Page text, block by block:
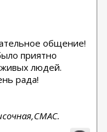
общение!
приятно
живых людей.
рада!